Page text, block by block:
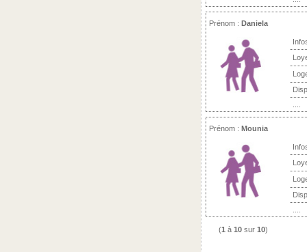
Prénom : Daniela
Prénom : Mounia
(1 à 10 sur 10)